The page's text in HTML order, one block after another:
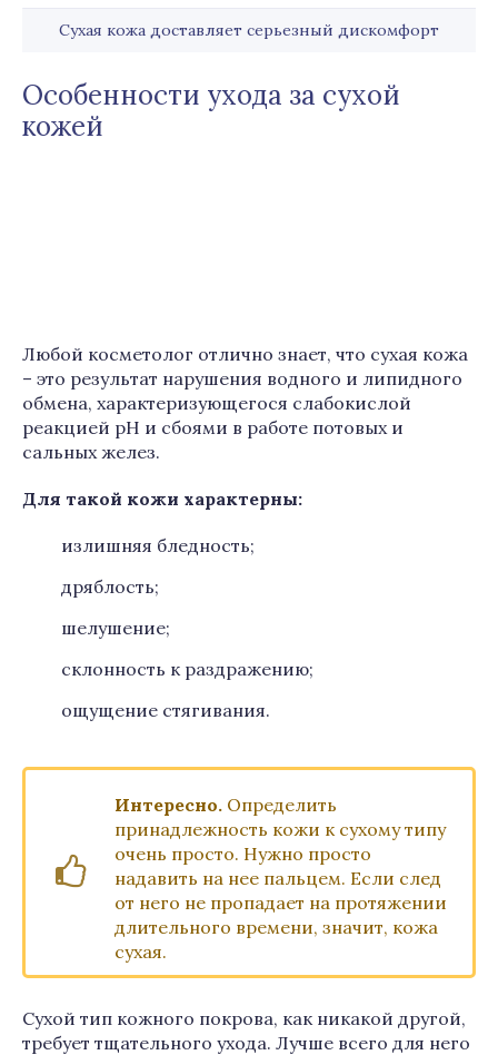
Сухая кожа доставляет серьезный дискомфорт
Особенности ухода за сухой
кожей
Любой косметолог отлично знает, что сухая кожа
– это результат нарушения водного и липидного
обмена, характеризующегося слабокислой
реакцией pH и сбоями в работе потовых и
сальных желез.
Для такой кожи характерны:
излишняя бледность;
дряблость;
шелушение;
склонность к раздражению;
ощущение стягивания.
Интересно. Определить
принадлежность кожи к сухому типу
очень просто. Нужно просто
надавить на нее пальцем. Если след
от него не пропадает на протяжении
длительного времени, значит, кожа
сухая.
Сухой тип кожного покрова, как никакой другой,
требует тщательного ухода. Лучше всего для него